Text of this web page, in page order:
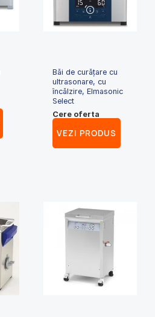
Băi de curățare cu
ultrasonare, cu
încălzire, Elmasonic
Select
Cere oferta
VEZI PRODUS